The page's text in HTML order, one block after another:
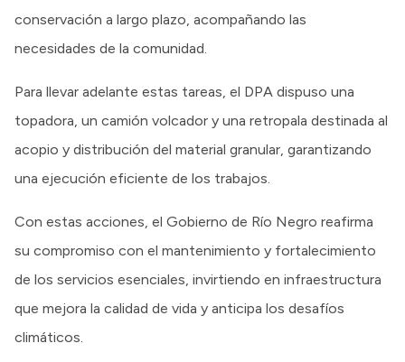
conservación a largo plazo, acompañando las
necesidades de la comunidad.
Para llevar adelante estas tareas, el DPA dispuso una
topadora, un camión volcador y una retropala destinada al
acopio y distribución del material granular, garantizando
una ejecución eficiente de los trabajos.
Con estas acciones, el Gobierno de Río Negro reafirma
su compromiso con el mantenimiento y fortalecimiento
de los servicios esenciales, invirtiendo en infraestructura
que mejora la calidad de vida y anticipa los desafíos
climáticos.